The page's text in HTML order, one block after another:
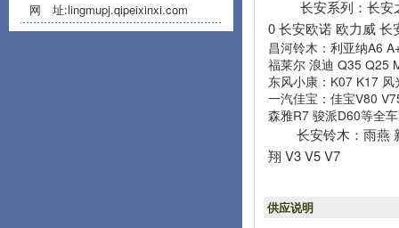
网 址:lingmupj.qipeixinxi.com
长安系列：长安
0 长安欧诺 欧力威 长
昌河铃木：利亚纳A6
福莱尔 浪迪 Q35 Q25
东风小康：K07 K17
一汽佳宝：佳宝V80
森雅R7 骏派D60等全
长安铃木：雨燕
翔 V3 V5 V7
供应说明